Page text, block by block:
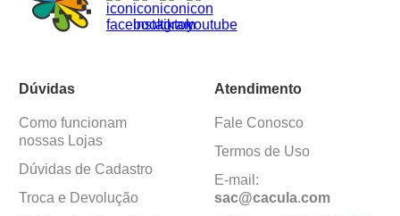
Dúvidas
Como funcionam
nossas Lojas
Dúvidas de Cadastro
Troca e Devolução
Atendimento
Fale Conosco
Termos de Uso
E-mail:
sac@cacula.com